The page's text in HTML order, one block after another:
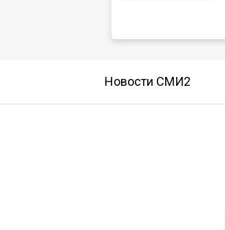
Новости СМИ2